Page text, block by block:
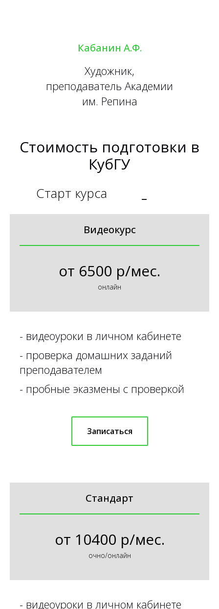
Кабанин А.Ф.
Художник,
преподаватель Академии
им. Репина
Стоимость подготовки в
КубГУ
Старт курса
Видеокурс
от 6500 р/мес.
онлайн
- видеоуроки в личном кабинете
- проверка домашних заданий
преподавателем
- пробные эказмены с проверкой
Записаться
Стандарт
от 10400 р/мес.
очно/онлайн
- видеоуроки в личном кабинете